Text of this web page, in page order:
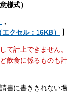
様式）
、
クセル：16KB） 】
て計上できません。
飲食に係るものも計
書に書ききれない場